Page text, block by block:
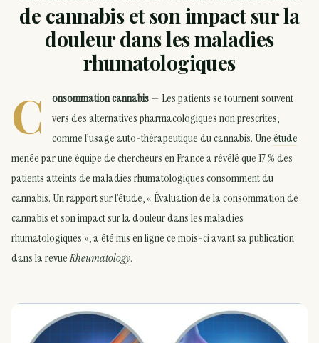
de cannabis et son impact sur la
douleur dans les maladies
rhumatologiques
C onsommation cannabis— Les patients se tournent souvent
vers des alternatives pharmacologiques non prescrites,
comme l’usage auto-thérapeutique du cannabis. Uneétude
menée par une équipe de chercheurs en France a révélé que 17 % des
patients atteints de maladies rhumatologiques consomment du
cannabis. Un rapport sur l’étude, « Évaluation de la consommation de
cannabis et son impact sur la douleur dans les maladies
rhumatologiques », a été mis en ligne ce mois-ci avant sa publication
dans la revueRheumatology.